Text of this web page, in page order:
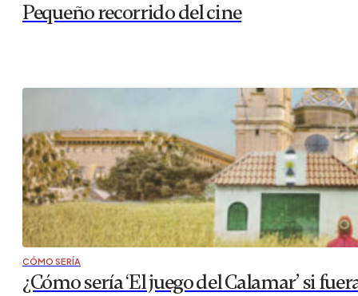
Pequeño recorrido del cine
CÓMO SERÍA
¿Cómo sería ‘El juego del Calamar’ si